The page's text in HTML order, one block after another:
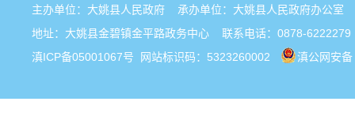
主办单位：大姚县人民政府 承办单位：大姚县人民政府办公
地址：大姚县金碧镇金平路政务中心 联系电话：0878-6222279
滇ICP备05001067号 网站标识码：5323260002 滇公网安